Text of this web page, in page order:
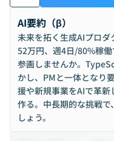
AI要約（β）
未来を拓く生成AIプロ
52万円、週4日/80%稼
参画しませんか。
かし、PMと一体となり
援や新規事業をAIで革
作る。中長期的な挑戦
しょう。